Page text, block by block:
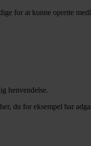
for at kunne oprette
henvendelse.
du for eksempel har